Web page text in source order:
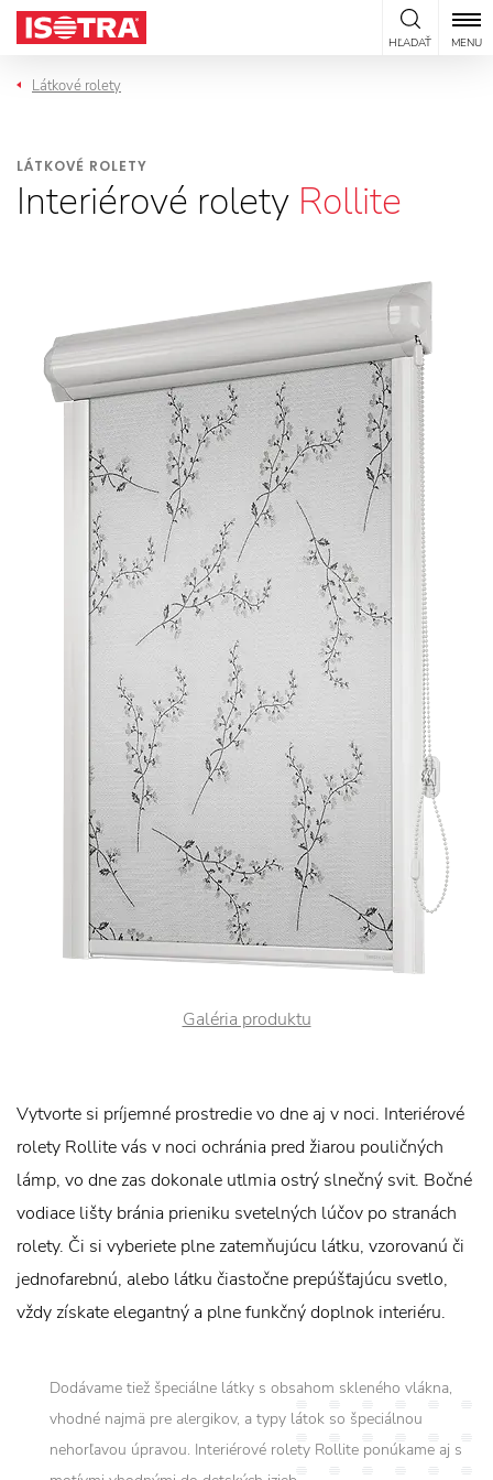
Preskočiť na obsah
HĽADAŤ MENU
Látkové rolety
LÁTKOVÉ ROLETY
Interiérové rolety Rollite
Galéria produktu
Vytvorte si príjemné prostredie vo dne aj v noci. Interiérové
rolety Rollite vás v noci ochránia pred žiarou pouličných
lámp, vo dne zas dokonale utlmia ostrý slnečný svit. Bočné
vodiace lišty bránia prieniku svetelných lúčov po stranách
rolety. Či si vyberiete plne zatemňujúcu látku, vzorovanú či
jednofarebnú, alebo látku čiastočne prepúšťajúcu svetlo,
vždy získate elegantný a plne funkčný doplnok interiéru.
Dodávame tiež špeciálne látky s obsahom skleného vlákna,
vhodné najmä pre alergikov, a typy látok so špeciálnou
nehorľavou úpravou. Interiérové rolety Rollite ponúkame aj s